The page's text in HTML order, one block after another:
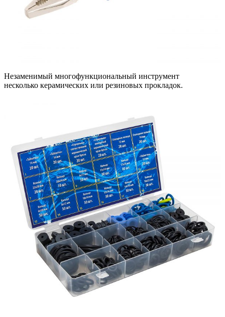
Незаменимый многофункциональный инструмент
несколько керамических или резиновых прокладок.